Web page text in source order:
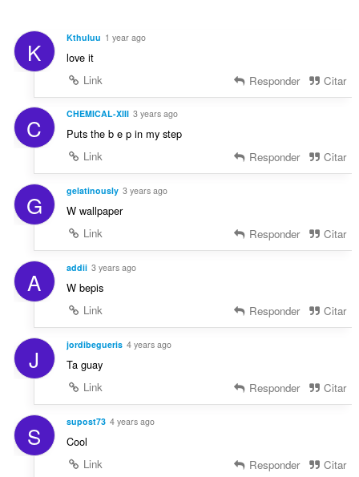
K Kthuluu 1 year ago
love it
Link
Responder Citar
C CHEMICAL-XIII 3 years ago
Puts the b e p in my step
Link
Responder Citar
G gelatinously 3 years ago
W wallpaper
Link
Responder Citar
A addii 3 years ago
W bepis
Link
Responder Citar
J jordibegueris 4 years ago
Ta guay
Link
Responder Citar
S supost73 4 years ago
Cool
Link
Responder Citar